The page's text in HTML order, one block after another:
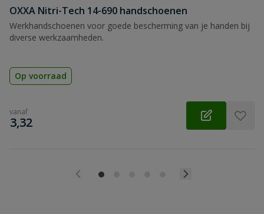
OXXA Nitri-Tech 14-690 handschoenen
Werkhandschoenen voor goede bescherming van je handen bij
diverse werkzaamheden.
Op voorraad
vanaf
€
3,32